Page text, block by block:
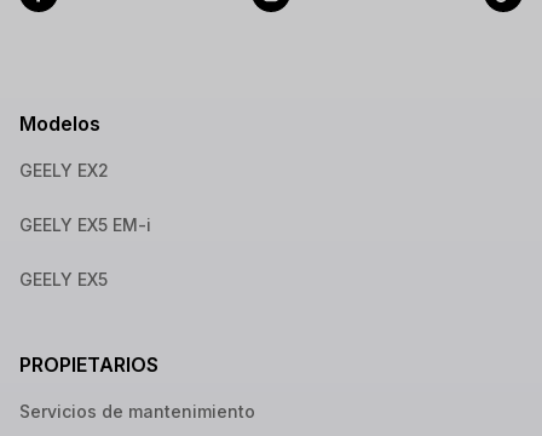
Modelos
GEELY EX2
GEELY EX5 EM-i
GEELY EX5
PROPIETARIOS
Servicios de mantenimiento